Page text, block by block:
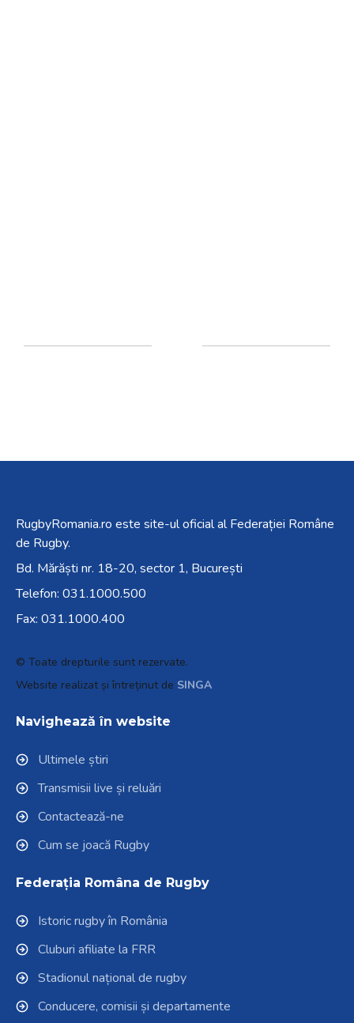
RugbyRomania.ro este site-ul oficial al Federației Române
de Rugby.
Bd. Mărăști nr. 18-20, sector 1, București
Telefon: 031.1000.500
Fax: 031.1000.400
© Toate drepturile sunt rezervate.
Website realizat și întreținut de SINGA
Navighează în website
Ultimele știri
Transmisii live și reluări
Contactează-ne
Cum se joacă Rugby
Federația Româna de Rugby
Istoric rugby în România
Cluburi afiliate la FRR
Stadionul național de rugby
Conducere, comisii și departamente